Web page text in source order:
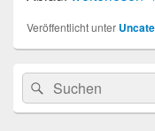
Veröffentlicht unter
Primärer
Seitenleisten
Widget-
Bereich
Suche
nach:
Suchen